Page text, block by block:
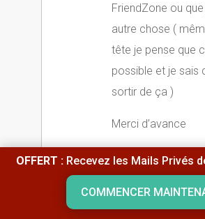
FriendZone ou
autre chose (
tête je pense que
possible et je sais
sortir de ça )
Merci d’avance
Hadi
OFFERT :Recevez les Mails Privés
COMMENCER